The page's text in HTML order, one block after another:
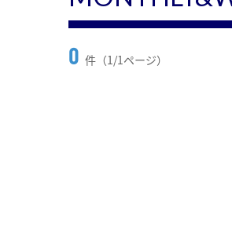
0 件（1/1ページ）